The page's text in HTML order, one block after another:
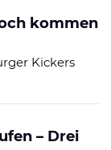
kommen
Kickers
– Drei